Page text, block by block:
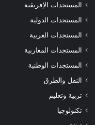
المستجدات الإفريقية
المستجدات الدولية
المستجدات العربية
المستجدات المغاربية
المستجدات الوطنية
النقل والطرق
تربية وتعليم
تكنولوجيا